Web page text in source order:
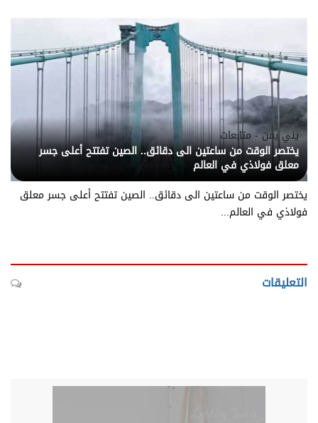
يني يمن - متابعات
يختصر الوقت من ساعتين الى دقائق.. الصين تفتتح أعلى جسر
معلق فولاذي في العالم
يختصر الوقت من ساعتين الى دقائق.. الصين تفتتح أعلى جسر معلق
فولاذي في العالم...
التعليقات